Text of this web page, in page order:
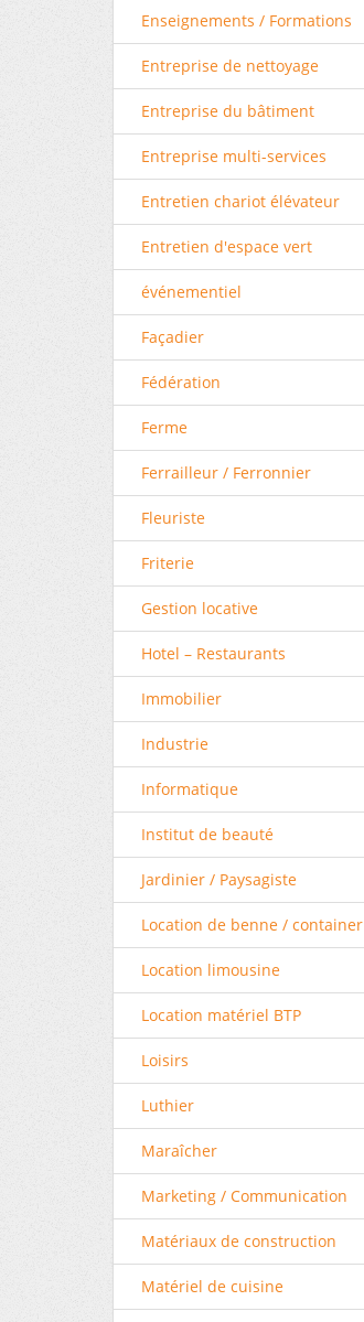
Enseignements / Formations
Entreprise de nettoyage
Entreprise du bâtiment
Entreprise multi-services
Entretien chariot élévateur
Entretien d'espace vert
événementiel
Façadier
Fédération
Ferme
Ferrailleur / Ferronnier
Fleuriste
Friterie
Gestion locative
Hotel – Restaurants
Immobilier
Industrie
Informatique
Institut de beauté
Jardinier / Paysagiste
Location de benne / container
Location limousine
Location matériel BTP
Loisirs
Luthier
Maraîcher
Marketing / Communication
Matériaux de construction
Matériel de cuisine